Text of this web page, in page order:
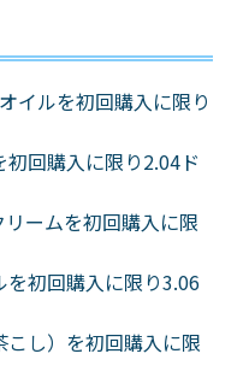
イルを初回購入に限り
回購入に限り2.04ド
ームを初回購入に限
初回購入に限り3.06
し）を初回購入に限